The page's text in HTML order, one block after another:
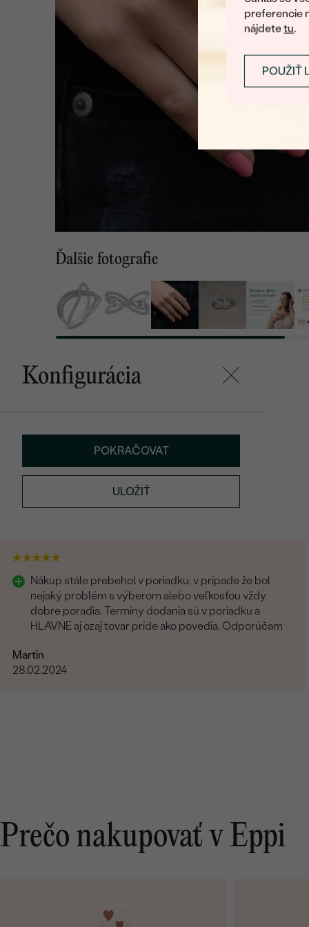
preferencie
nájdetetu.
POUŽIŤ
Ďalšie fotografie
Konfigurácia
POKRAČOVAT
ULOŽIŤ
Nákup stále prebehol v poriadku, v prípade že bol
nejaký problém s výberom alebo veľkosťou vždy
dobre poradia. Termíny dodania sú v poriadku a
HLAVNE aj ozaj tovar príde ako povedia. Odporúčam
Martin
28.02.2024
Prečo nakupovať v Eppi